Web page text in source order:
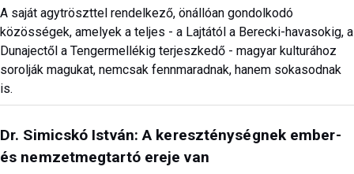
A saját agytröszttel rendelkező, önállóan gondolkodó
közösségek, amelyek a teljes - a Lajtától a Berecki-havasokig, a
Dunajectől a Tengermellékig terjeszkedő - magyar kulturához
sorolják magukat, nemcsak fennmaradnak, hanem sokasodnak
is.
Dr. Simicskó István: A kereszténységnek ember-
és nemzetmegtartó ereje van